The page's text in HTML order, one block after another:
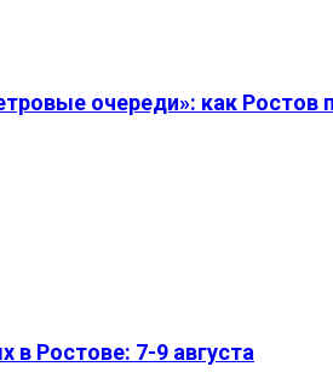
очереди»: как
в Ростове: 7-9 августа